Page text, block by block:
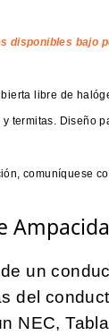
disponibles bajo
libre de
termitas. Diseño
comuníquese
un
del
NEC,